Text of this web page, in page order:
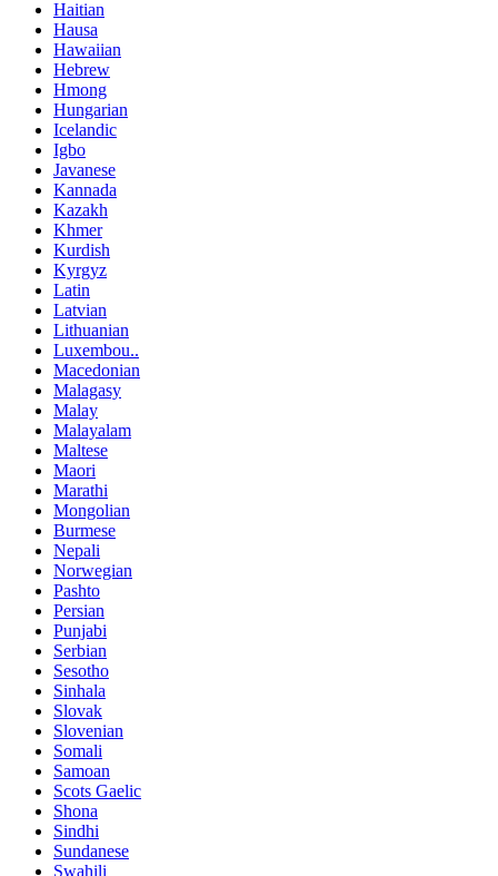
Haitian
Hausa
Hawaiian
Hebrew
Hmong
Hungarian
Icelandic
Igbo
Javanese
Kannada
Kazakh
Khmer
Kurdish
Kyrgyz
Latin
Latvian
Lithuanian
Luxembou..
Macedonian
Malagasy
Malay
Malayalam
Maltese
Maori
Marathi
Mongolian
Burmese
Nepali
Norwegian
Pashto
Persian
Punjabi
Serbian
Sesotho
Sinhala
Slovak
Slovenian
Somali
Samoan
Scots Gaelic
Shona
Sindhi
Sundanese
Swahili